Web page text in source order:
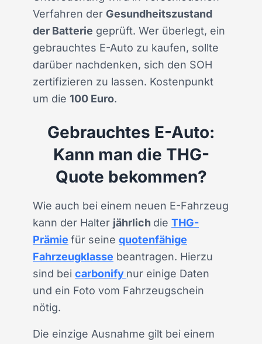
Verfahren der Gesundheitszustand
der Batterie geprüft. Wer überlegt, ein
gebrauchtes E-Auto zu kaufen, sollte
darüber nachdenken, sich den SOH
zertifizieren zu lassen. Kostenpunkt
um die 100 Euro.
Gebrauchtes E-Auto:
Kann man die THG-
Quote bekommen?
Wie auch bei einem neuen E-Fahrzeug
kann der Halter jährlich die THG-
Prämie für seine quotenfähige
Fahrzeugklasse beantragen. Hierzu
sind bei carbonify nur einige Daten
und ein Foto vom Fahrzeugschein
nötig.
Die einzige Ausnahme gilt bei einem